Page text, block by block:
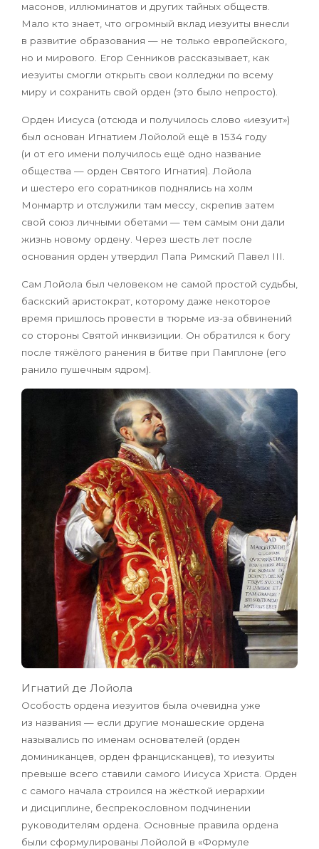
масонов, иллюминатов и других тайных обществ.
Мало кто знает, что огромный вклад иезуиты внесли
в развитие образования — не только европейского,
но и мирового. Егор Сенников рассказывает, как
иезуиты смогли открыть свои колледжи по всему
миру и сохранить свой орден (это было непросто).
Орден Иисуса (отсюда и получилось слово «иезуит»)
был основан Игнатием Лойолой ещё в 1534 году
(и от его имени получилось ещё одно название
общества — орден Святого Игнатия). Лойола
и шестеро его соратников поднялись на холм
Монмартр и отслужили там мессу, скрепив затем
свой союз личными обетами — тем самым они дали
жизнь новому ордену. Через шесть лет после
основания орден утвердил Папа Римский Павел III.
Сам Лойола был человеком не самой простой судьбы,
баскский аристократ, которому даже некоторое
время пришлось провести в тюрьме из-за обвинений
со стороны Святой инквизиции. Он обратился к богу
после тяжёлого ранения в битве при Памплоне (его
ранило пушечным ядром).
Игнатий де Лойола
Особость ордена иезуитов была очевидна уже
из названия — если другие монашеские ордена
назывались по именам основателей (орден
доминиканцев, орден францисканцев), то иезуиты
превыше всего ставили самого Иисуса Христа. Орден
с самого начала строился на жёсткой иерархии
и дисциплине, беспрекословном подчинении
руководителям ордена. Основные правила ордена
были сформулированы Лойолой в «Формуле